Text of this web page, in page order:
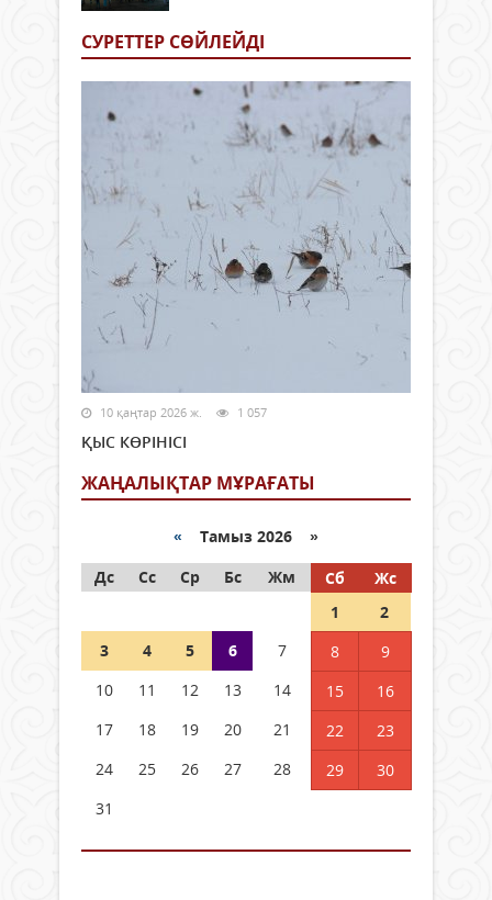
СУРЕТТЕР СӨЙЛЕЙДI
10 қаңтар 2026 ж. 1 057
ҚЫС КӨРІНІСІ
ЖАҢАЛЫҚТАР МҰРАҒАТЫ
« Тамыз 2026 »
Дс
Сс Ср Бс Жм Сб
Жс
1
2
3
4 5 6 7 8
9
10
11 12 13 14 15
16
17
18 19 20 21 22
23
24
25 26 27 28 29
30
31